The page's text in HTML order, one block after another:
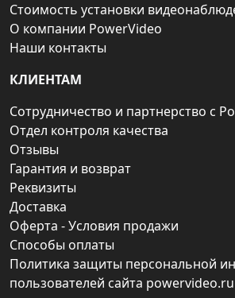
Стоимость установки
О компании PowerVideo
Наши контакты
КЛИЕНТАМ
Сотрудничество и партнерство с
Отдел контроля качества
Отзывы
Гарантия и возврат
Реквизиты
Доставка
Оферта - Условия продажи
Способы оплаты
Политика защиты персональной
пользователей сайта powervideo.ru